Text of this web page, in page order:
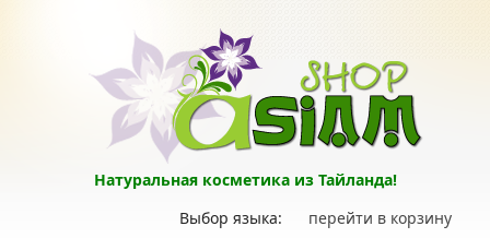
Натуральная косметика из Тайланда!
перейти в корзину
Выбор языка: